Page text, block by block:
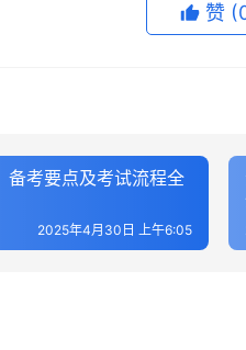
赞
备考要点及考试流程全
2025年4月30日 上午6:05